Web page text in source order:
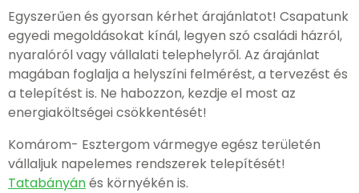
Egyszerűen és gyorsan kérhet árajánlatot! Csapatunk
egyedi megoldásokat kínál, legyen szó családi házról,
nyaralóról vagy vállalati telephelyről. Az árajánlat
magában foglalja a helyszíni felmérést, a tervezést és
a telepítést is. Ne habozzon, kezdje el most az
energiaköltségei csökkentését!
Komárom- Esztergom vármegye egész területén
vállaljuk napelemes rendszerek telepítését!
Tatabányánés környékén is.